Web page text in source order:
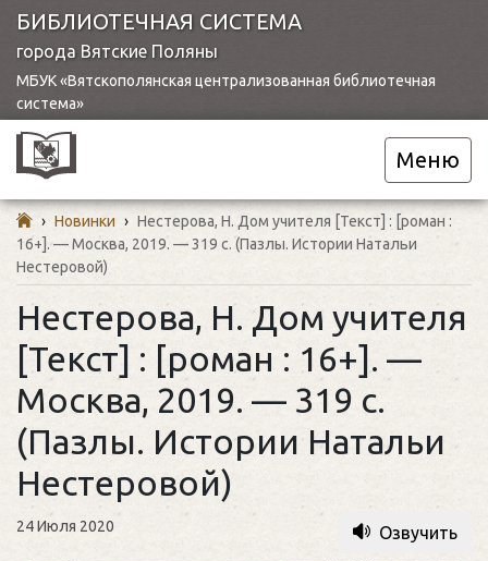
БИБЛИОТЕЧНАЯ СИСТЕМА
города Вятские Поляны
МБУК «Вятскополянская централизованная библиотечная
система»
Меню
› Новинки › Нестерова, Н. Дом учителя [Текст] : [роман :
16+]. — Москва, 2019. — 319 с. (Пазлы. Истории Натальи
Нестеровой)
Нестерова, Н. Дом учителя
[Текст] : [роман : 16+]. —
Москва, 2019. — 319 с.
(Пазлы. Истории Натальи
Нестеровой)
24 Июля 2020 Озвучить